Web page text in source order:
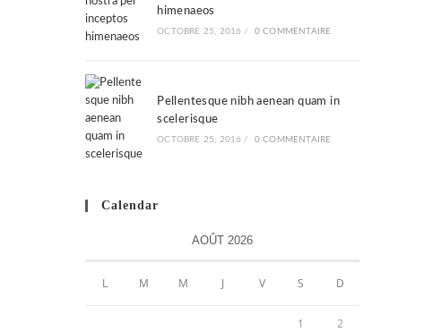
himenaeos
OCTOBRE 25, 2016 / 0 COMMENTAIRE
Pellentesque nibh aenean quam in
scelerisque
OCTOBRE 25, 2016 / 0 COMMENTAIRE
Calendar
AOÛT 2026
L M M J V S D
1 2